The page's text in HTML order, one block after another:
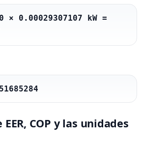
0.00029307107 kW =
COP y las unidades